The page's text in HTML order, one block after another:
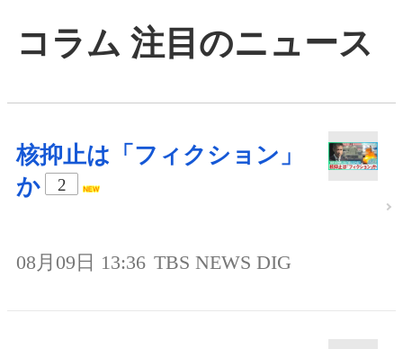
コラム 注目のニュース
核抑止は「フィクション」
か
2
08月09日 13:36 TBS NEWS DIG